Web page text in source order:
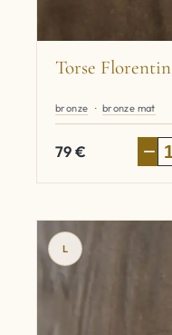
Torse Florentin
bronze bronze mat
79€ −
L